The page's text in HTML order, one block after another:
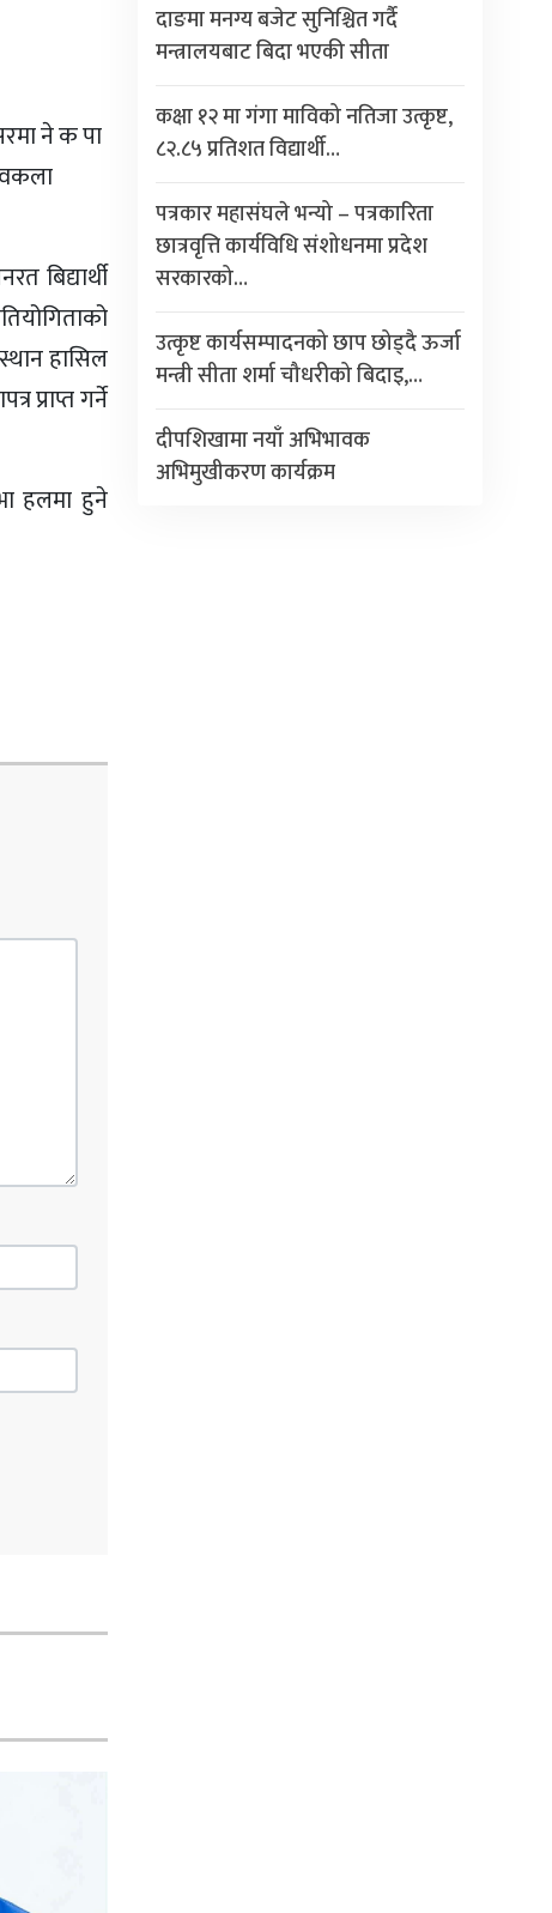
ने क पा
बिद्यार्थी
हासिल
प्राप्त गर्ने
हलमा हुने
दाङमा मनग्य बजेट सुनिश्चित गर्दै
मन्त्रालयबाट बिदा भएकी सीता
कक्षा १२ मा गंगा माविको नतिजा उत्कृष्ट,
८२.८५ प्रतिशत विद्यार्थी…
पत्रकार महासंघले भन्यो – पत्रकारिता
छात्रवृत्ति कार्यविधि संशोधनमा प्रदेश
सरकारको…
उत्कृष्ट कार्यसम्पादनको छाप छोड्दै ऊर्जा
मन्त्री सीता शर्मा चौधरीको बिदाइ,…
दीपशिखामा नयाँ अभिभावक
अभिमुखीकरण कार्यक्रम